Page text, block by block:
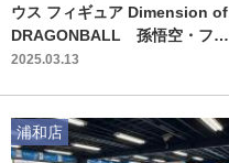
ウス フィギュア Dimension of
DRAGONBALL 孫悟空・フリ
ーザ(最終形態)のご紹介です！
2025.03.13
浦和店